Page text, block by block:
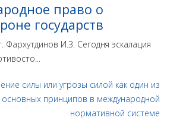
право о
государств
Фархутдинов И.З. Сегодня эскалация